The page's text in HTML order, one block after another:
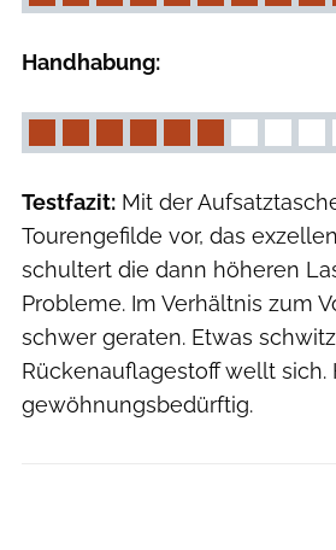
Handhabung:
Testfazit: Mit der
Tourengefilde vor, das
schultert die dann höheren
Probleme. Im Verhältnis zum
schwer geraten. Etwas
Rückenauflagestoff wellt sich.
gewöhnungsbedürftig.